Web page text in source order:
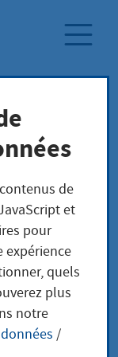
de
et
pour
expérience
quels
plus
notre
/